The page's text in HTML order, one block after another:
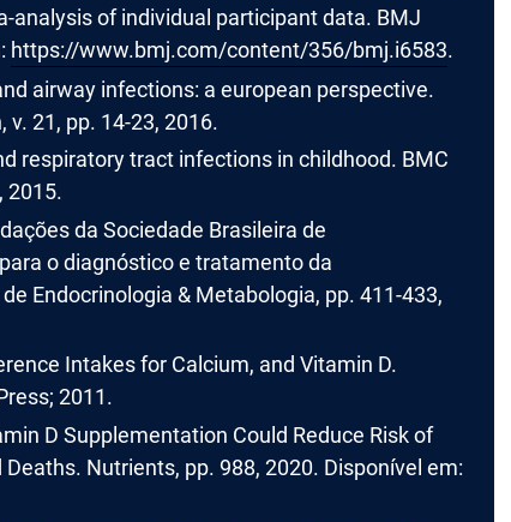
of individual participant data. BMJ
https://www.bmj.com/content/356/bmj.i6583.
airway infections: a european perspective.
21, pp. 14-23, 2016.
respiratory tract infections in childhood. BMC
2015.
da Sociedade Brasileira de
o diagnóstico e tratamento da
Endocrinologia & Metabologia, pp. 411-433,
Intakes for Calcium, and Vitamin D.
2011.
D Supplementation Could Reduce Risk of
Nutrients, pp. 988, 2020. Disponível em: